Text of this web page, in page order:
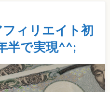
ィリエイト初
半で実現^^;